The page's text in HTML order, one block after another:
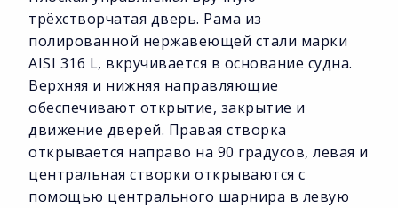
трёхстворчатая дверь. Рама из
полированной нержавеющей стали марки
AISI 316 L, вкручивается в основание судна.
Верхняя и нижняя направляющие
обеспечивают открытие, закрытие и
движение дверей. Правая створка
открывается направо на 90 градусов, левая и
центральная створки открываются с
помощью центрального шарнира в левую